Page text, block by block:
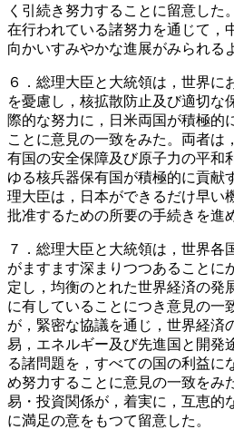
く引続き努力することに留意した
在行われている諸努力を通じて，
向かいすみやかな進展がみられる
６．総理大臣と大統領は，世界に
を憂慮し，核拡散防止及び適切な
際的な努力に，日米両国が積極的
ことに意見の一致をみた。両者は
有国の安全保障及び原子力の平和
ゆる核兵器保有国が積極的に貢献
理大臣は，日本ができるだけ早い
批准するための所要の手続きを進
７．総理大臣と大統領は，世界各
がますます深まりつつあることに
定し，均衡のとれた世界経済の発
に有していることにつき意見の一
が，緊密な協議を通じ，世界経済
易，エネルギー及び先進国と開発
る諸問題を，すべての国の利益に
め努力することに意見の一致をみ
易・投資関係が，着実に，互恵的
に満足の意をもつて留意した。